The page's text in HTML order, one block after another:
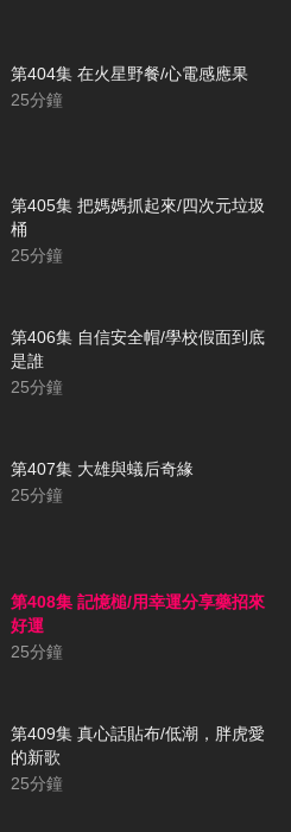
第404集 在火星野餐/心電感應果
25分鐘
第405集 把媽媽抓起來/四次元垃圾
桶
25分鐘
第406集 自信安全帽/學校假面到底
是誰
25分鐘
第407集 大雄與蟻后奇緣
25分鐘
第408集 記憶槌/用幸運分享藥招來
好運
25分鐘
第409集 真心話貼布/低潮，胖虎愛
的新歌
25分鐘